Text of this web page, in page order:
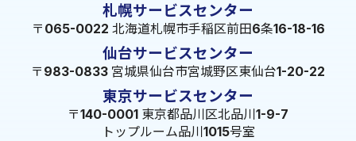
札幌サービスセンター
〒065-0022 北海道札幌市手稲区前田6条16-18-16
仙台サービスセンター
〒983-0833 宮城県仙台市宮城野区東仙台1-20-22
東京サービスセンター
〒140-0001 東京都品川区北品川1-9-7
トップルーム品川1015号室